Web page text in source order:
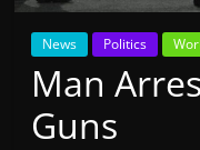
News Politics
Man
Guns